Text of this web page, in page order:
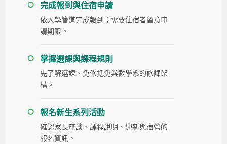
完成報到與住宿申請
依入學管道完成報到；需要住宿者留意申
請期限。
掌握選課與課程規則
先了解選課、免修抵免與數學系的修課架
構。
報名新生系列活動
確認家長座談、課程說明、迎新與宿營的
報名資訊。